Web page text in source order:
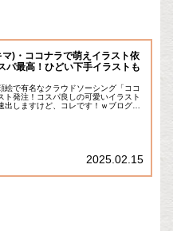
)・ココナラで萌えイラスト依
パ最高！ひどい下手イラストも
絵で有名なクラウドソーシング「ココ
ト発注！コスパ良しの可愛いイラスト
出しますけど、コレです！ｗブログ用
2025.02.15